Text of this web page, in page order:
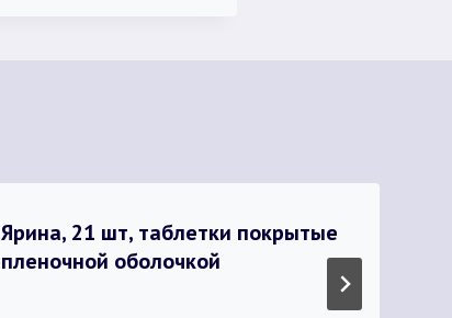
Ярина, 21 шт, таблетки покрытые
пленочной оболочкой